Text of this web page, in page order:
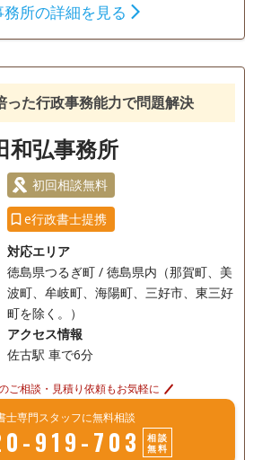
知識とこれまでの実績で、遺言や相続
士2名が所属）と連携し、 相談者様の
生前
とでお困りの方が専門家に相談しやす
料です。60分から90分ほど時間をか
。 ぜひお気軽にご相談く
遺産分割
任意後見
土日相談可 初回相談無料
ライン面談可 事務所面談可
務所の詳細を見る
った行政事務能力で問題解決
和弘事務所
初回相談無料
e行政書士提携
対応エリア
徳島県つるぎ町 / 徳島県内（那賀町、美
波町、牟岐町、海陽町、三好市、東三好
町を除く。）
アクセス情報
佐古駅 車で6分
ご相談・見積り依頼もお気軽に
士専門スタッフに無料相談
919-703
相談
無料